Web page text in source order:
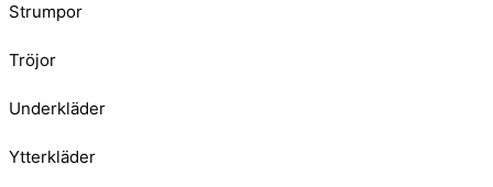
Strumpor
Tröjor
Underkläder
Ytterkläder